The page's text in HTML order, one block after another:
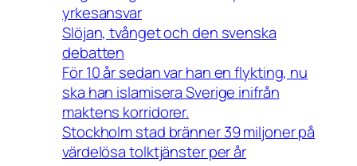
yrkesansvar
Slöjan, tvånget och den svenska
debatten
För 10 år sedan var han en flykting, nu
ska han islamisera Sverige inifrån
maktens korridorer.
Stockholm stad bränner 39 miljoner på
värdelösa tolktjänster per år